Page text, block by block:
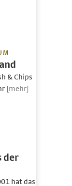
& Chips
[mehr]
der
hat das